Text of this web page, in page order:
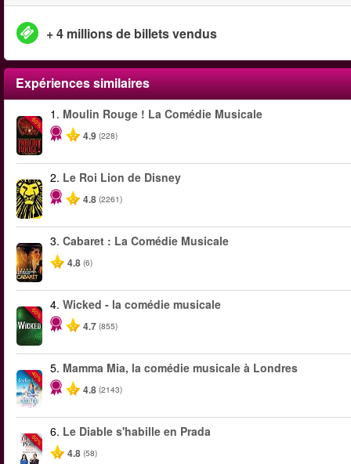
+ 4 millions de billets vendus
Expériences similaires
-50%
1. Moulin Rouge ! La Comédie Musicale
4.9 (228)
2. Le Roi Lion de Disney
4.8 (2261)
3. Cabaret : La Comédie Musicale
4.8 (6)
-50%
4. Wicked - la comédie musicale
4.7 (855)
-40%
5. Mamma Mia, la comédie musicale à Londres
4.8 (2143)
-50%
6. Le Diable s'habille en Prada
4.8 (58)